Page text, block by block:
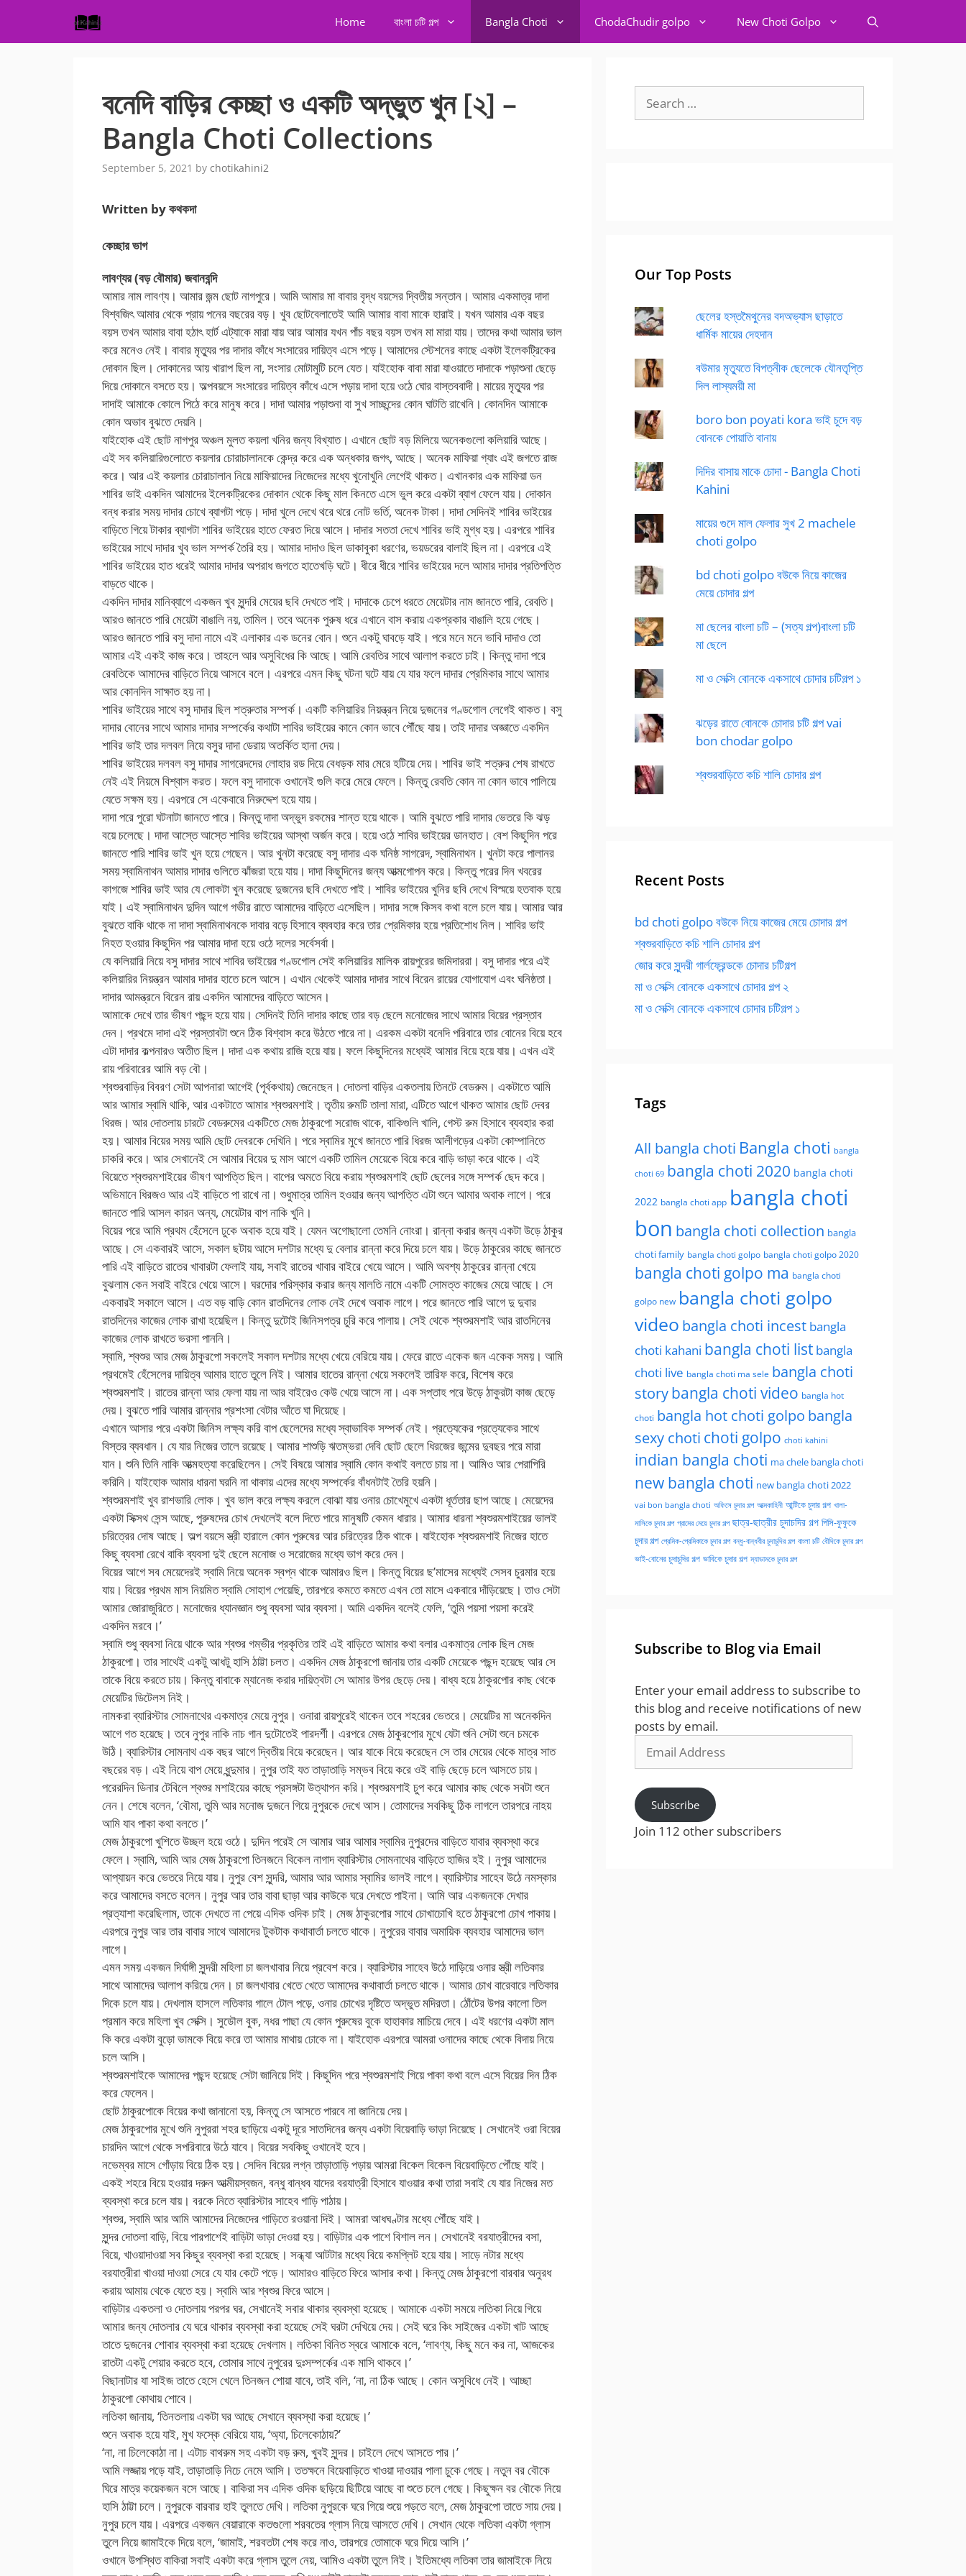
content
Home বাংলা চটি গল্প Bangla Choti ChodaChudir golpo New Choti Golpo
বনেদি বাড়ির কেচ্ছা ও একটি অদ্ভুত খুন [২] –
Bangla Choti Collections
September 5, 2021 by chotikahini2
Written by কথকদা
কেচ্ছার ভাগ
লাবণ্যর (বড় বৌমার) জবানবন্দি
আমার নাম লাবণ্য। আমার জন্ম ছোট নাগপুরে। আমি আমার মা বাবার বৃদ্ধ বয়সের দ্বিতীয় সন্তান। আমার একমাত্র দাদা
বিশ্বজিৎ আমার থেকে প্রায় পনের বছরের বড়। খুব ছোটবেলাতেই আমি আমার বাবা মাকে হারাই। যখন আমার এক বছর
বয়স তখন আমার বাবা হঠাৎ হার্ট এট্যাকে মারা যায় আর আমার যখন পাঁচ বছর বয়স তখন মা মারা যায়। তাদের কথা আমার ভাল
করে মনেও নেই। বাবার মৃত্যুর পর দাদার কাঁধে সংসারের দায়িত্ব এসে পড়ে। আমাদের স্টেশনের কাছে একটা ইলেকট্রিকের
দোকান ছিল। দোকানের আয় খারাপ ছিল না, সংসার মোটামুটি চলে যেত। যাইহোক বাবা মারা যাওয়াতে দাদাকে পড়াশুনা ছেড়ে
দিয়ে দোকানে বসতে হয়। অল্পবয়সে সংসারের দায়িত্ব কাঁধে এসে পড়ায় দাদা হয়ে ওঠে ঘোর বাস্তববাদী। মায়ের মৃত্যুর পর
দাদাই আমাকে কোলে পিঠে করে মানুষ করে। দাদা আমার পড়াশুনা বা সুখ সাচ্ছন্দের কোন ঘাটতি রাখেনি। কোনদিন আমাকে
কোন অভাব বুঝতে দেয়নি।
যাইহোক এই ছোট নাগপুর অঞ্চল মুলত কয়লা খনির জন্য বিখ্যাত। এখানে ছোট বড় মিলিয়ে অনেকগুলো কলিয়ারি আছে।
এই সব কলিয়ারিগুলোতে কয়লার চোরাচালানকে কেন্দ্র করে এক অন্ধকার জগৎ, আছে। অনেক মাফিয়া গ্যাং এই জগতে রাজ
করে। আর এই কয়লার চোরাচালান নিয়ে মাফিয়াদের নিজেদের মধ্যে খুনোখুনি লেগেই থাকত। এখানকার এক মাফিয়া ডন
শাবির ভাই একদিন আমাদের ইলেকট্রিকের দোকান থেকে কিছু মাল কিনতে এসে ভুল করে একটা ব্যাগ ফেলে যায়। দোকান
বন্ধ করার সময় দাদার চোখে ব্যাগটা পড়ে। দাদা খুলে দেখে থরে থরে নোট ভর্তি, অনেক টাকা। দাদা সেদিনই শাবির ভাইয়ের
বাড়িতে গিয়ে টাকার ব্যাগটা শাবির ভাইয়ের হাতে ফেরত দিয়ে আসে। দাদার সততা দেখে শাবির ভাই মুগ্ধ হয়। এরপরে শাবির
ভাইয়ের সাথে দাদার খুব ভাল সম্পর্ক তৈরি হয়। আমার দাদাও ছিল ডাকাবুকা ধরণের, ভয়ডরের বালাই ছিল না। এরপরে এই
শাবির ভাইয়ের হাত ধরেই আমার দাদার অপরাধ জগতে হাতেখড়ি ঘটে। ধীরে ধীরে শাবির ভাইয়ের দলে আমার দাদার প্রতিপত্তি
বাড়তে থাকে।
একদিন দাদার মানিব্যাগে একজন খুব সুন্দরি মেয়ের ছবি দেখতে পাই। দাদাকে চেপে ধরতে মেয়েটার নাম জানতে পারি, রেবতি।
আরও জানতে পারি মেয়েটা বাঙালি নয়, তামিল। তবে অনেক পুরুষ ধরে এখানে বাস করায় একপ্রকার বাঙালি হয়ে গেছে।
আরও জানতে পারি বসু দাদা নামে এই এলাকার এক ডনের বোন। শুনে একটু ঘাবড়ে যাই। পরে মনে মনে ভাবি দাদাও তো
আমার এই একই কাজ করে। তাহলে আর অসুবিধের কি আছে। আমি রেবতির সাথে আলাপ করতে চাই। কিন্তু দাদা পরে
রেবতিকে আমাদের বাড়িতে নিয়ে আসবে বলে। এরপরে এমন কিছু ঘটনা ঘটে যায় যে যার ফলে দাদার প্রেমিকার সাথে আমার
আর কোনদিন সাক্ষাত হয় না।
শাবির ভাইয়ের সাথে বসু দাদার ছিল শত্রুতার সম্পর্ক। একটি কলিয়ারির নিয়ন্ত্রন নিয়ে দুজনের গণ্ডগোল লেগেই থাকত। বসু
দাদার বোনের সাথে আমার দাদার সম্পর্কের কথাটা শাবির ভাইয়ের কানে কোন ভাবে পৌঁছে যায়। তাই দাদার অজ্ঞাতে একদিন
শাবির ভাই তার দলবল নিয়ে বসুর দাদা ডেরায় অতর্কিত হানা দেয়।
শাবির ভাইয়ের দলবল বসু দাদার সাগরেদদের লোহার রড দিয়ে বেধড়ক মার মেরে হটিয়ে দেয়। শাবির ভাই শত্রুর শেষ রাখতে
নেই এই নিয়মে বিশ্বাস করত। ফলে বসু দাদাকে ওখানেই গুলি করে মেরে ফেলে। কিন্তু রেবতি কোন না কোন ভাবে পালিয়ে
যেতে সক্ষম হয়। এরপরে সে একেবারে নিরুদ্দেশ হয়ে যায়।
দাদা পরে পুরো ঘটনাটা জানতে পারে। কিন্তু দাদা অদ্ভুদ রকমের শান্ত হয়ে থাকে। আমি বুঝতে পারি দাদার ভেতরে কি ঝড়
বয়ে চলেছে। দাদা আস্তে আস্তে শাবির ভাইয়ের আস্থা অর্জন করে। হয়ে ওঠে শাবির ভাইয়ের ডানহাত। বেশ কিছুদিন পরে
জানতে পারি শাবির ভাই খুন হয়ে গেছেন। আর খুনটা করেছে বসু দাদার এক ঘনিষ্ঠ সাগরেদ, স্বামিনাথন। খুনটা করে পালানর
সময় স্বামিনাথন আমার দাদার গুলিতে ঝাঁজরা হয়ে যায়। দাদা কিছুদিনের জন্য আত্মগোপন করে। কিন্তু পরের দিন খবরের
কাগজে শাবির ভাই আর যে লোকটা খুন করেছে দুজনের ছবি দেখতে পাই। শাবির ভাইয়ের খুনির ছবি দেখে বিস্ময়ে হতবাক হয়ে
যাই। এই স্বামিনাথন দুদিন আগে গভীর রাতে আমাদের বাড়িতে এসেছিল। দাদার সঙ্গে কিসব কথা বলে চলে যায়। আমার আর
বুঝতে বাকি থাকে না দাদা স্বামিনাথনকে দাবার বড়ে হিসাবে ব্যবহার করে তার প্রেমিকার হয়ে প্রতিশোধ নিল। শাবির ভাই
নিহত হওয়ার কিছুদিন পর আমার দাদা হয়ে ওঠে দলের সর্বেসর্বা।
যে কলিয়ারি নিয়ে বসু দাদার সাথে শাবির ভাইয়ের গণ্ডগোল সেই কলিয়ারির মালিক রায়পুরের জমিদাররা। বসু দাদার পরে এই
কলিয়ারির নিয়ন্ত্রন আমার দাদার হাতে চলে আসে। এখান থেকেই আমার দাদার সাথে বিরেন রায়ের যোগাযোগ এবং ঘনিষ্ঠতা।
দাদার আমন্ত্রনে বিরেন রায় একদিন আমাদের বাড়িতে আসেন।
আমাকে দেখে তার ভীষণ পছন্দ হয়ে যায়। সেদিনই তিনি দাদার কাছে তার বড় ছেলে মনোজের সাথে আমার বিয়ের প্রস্তাব
দেন। প্রথমে দাদা এই প্রস্তাবটা শুনে ঠিক বিশ্বাস করে উঠতে পারে না। এরকম একটা বনেদি পরিবারে তার বোনের বিয়ে হবে
এটা দাদার কল্পনারও অতীত ছিল। দাদা এক কথায় রাজি হয়ে যায়। ফলে কিছুদিনের মধ্যেই আমার বিয়ে হয়ে যায়। এখন এই
রায় পরিবারের আমি বড় বৌ।
শ্বশুরবাড়ির বিবরণ সেটা আপনারা আগেই (পূর্বকথায়) জেনেছেন। দোতলা বাড়ির একতলায় তিনটে বেডরুম। একটাতে আমি
আর আমার স্বামি থাকি, আর একটাতে আমার শ্বশুরমশাই। তৃতীয় রুমটি তালা মারা, এটিতে আগে থাকত আমার ছোট দেবর
ধিরজ। আর দোতলায় চারটে বেডরুমের একটিতে মেজ ঠাকুরপো সরোজ থাকে, বাকিগুলি খালি, গেস্ট রুম হিসাবে ব্যবহার করা
হয়। আমার বিয়ের সময় আমি ছোট দেবরকে দেখিনি। পরে স্বামির মুখে জানতে পারি ধিরজ আলীগড়ের একটা কোম্পানিতে
চাকরি করে। আর সেখানেই সে আমার বিয়ের দু মাস আগে একটি তামিল মেয়েকে বিয়ে করে বাড়ি ভাড়া করে থাকে। এই
বিয়েতে শ্বশুরমশাইয়ের ভীষণ আপত্তি ছিল। বাপের অমতে বিয়ে করায় শ্বশুরমশাই ছোট ছেলের সঙ্গে সম্পর্ক ছেদ করে।
অভিমানে ধিরজও আর এই বাড়িতে পা রাখে না। শুধুমাত্র তামিল হওয়ার জন্য আপত্তি এটা শুনে আমার অবাক লাগে। পরে
জানতে পারি আসল কারন অন্য, মেয়েটার বাপ নাকি খুনি।
বিয়ের পরে আমি প্রথম হেঁসেলে ঢুকে অবাক হয়ে যাই। যেমন অগোছালো তেমনি নোংরা। রান্না করার জন্য একটা উড়ে ঠাকুর
আছে। সে একবারই আসে, সকাল ছটায় আসে দশটার মধ্যে দু বেলার রান্না করে দিয়ে চলে যায়। উড়ে ঠাকুরের কাছে জানতে
পারি এই বাড়িতে রাতের খাবারটা ফেলাই যায়, সবাই রাতের খাবার বাইরে খেয়ে আসে। আমি অবশ্য ঠাকুরের রান্না খেয়ে
বুঝলাম কেন সবাই বাইরে খেয়ে আসে। ঘরদোর পরিস্কার করার জন্য মালতি নামে একটি সোমত্ত কাজের মেয়ে আছে। সে
একবারই সকালে আসে। এত বড় বাড়ি কোন রাতদিনের লোক নেই দেখে অবাক লাগে। পরে জানতে পারি আগে দু দুবার
রাতদিনের কাজের লোক রাখা হয়েছিল। কিন্তু দুটোই জিনিসপত্র চুরি করে পালায়। সেই থেকে শ্বশুরমশাই আর রাতদিনের
কাজের লোক রাখতে ভরসা পাননি।
স্বামি, শ্বশুর আর মেজ ঠাকুরপো সকলেই সকাল দশটার মধ্যে খেয়ে বেরিয়ে যায়। ফেরে রাতে একেক জন একেক সময়। আমি
প্রথমেই হেঁসেলের দায়িত্ব আমার হাতে তুলে নিই। আমার হাতের রান্না খেয়ে সকলেই তারিফ করে, বিশেষ করে
শ্বশুরমশাই। রাতের রান্না আর ফেলা যায় না আর বাইরেও কেউ খেয়ে আসে না। এক সপ্তাহ পরে উড়ে ঠাকুরটা কাজ ছেড়ে
দেয়। বুঝতে পারি আমার রান্নার প্রশংসা বেটার আঁতে ঘা দিয়েছে।
এখানে আসার পরে একটা জিনিস লক্ষ্য করি বাপ ছেলেদের মধ্যে স্বাভাবিক সম্পর্ক নেই। প্রত্যেকের প্রত্যেকের সাথে
বিস্তর ব্যবধান। যে যার নিজের তালে রয়েছে। আমার শাশুড়ি ঋতম্ভরা দেবি ছোট ছেলে ধিরজের জন্মের দুবছর পরে মারা
যান। শুনি তিনি নাকি আত্মহত্যা করেছিলেন। সেই বিষয়ে আমার স্বামি কোন কথাই বলতে চায় না। আমিও আর পেরাপিরি
করিনি। যাইহোক আমার ধারনা ঘরনি না থাকায় এদের মধ্যে সম্পর্কের বাঁধনটাই তৈরি হয়নি।
শ্বশুরমশাই খুব রাশভারি লোক। খুব ভাল করে লক্ষ্য করলে বোঝা যায় ওনার চোখেমুখে একটা ধূর্ততার ছাপ আছে। মেয়েদের
একটা সিক্সথ সেন্স আছে, পুরুষদের চোখ দেখলেই বলে দিতে পারে মানুষটি কেমন ধারার। আমার ধারনা শ্বশুরমশাইয়ের ভালই
চরিত্রের দোষ আছে। অল্প বয়সে স্ত্রী হারালে কোন পুরুষের আর চরিত্রের ঠিক থাকে। যাইহোক শ্বশুরমশাই নিজের হাতে
কিছু ব্যবসা রেখে বাকি ব্যবসা দুই ছেলে মনোজ ও সরোজের মধ্যে ভাগ করে দেন।
বিয়ের আগে সব মেয়েদেরই স্বামি নিয়ে অনেক স্বপ্ন থাকে আমারও ছিল। কিন্তু বিয়ের ছ’মাসের মধ্যেই সেসব চুরমার হয়ে
যায়। বিয়ের প্রথম মাস নিয়মিত স্বামি সোহাগ পেয়েছি, তারপরে কমতে কমতে এখন তো মাসে একবারে দাঁড়িয়েছে। তাও সেটা
আমার জোরাজুরিতে। মনোজের ধ্যানজ্ঞান শুধু ব্যবসা আর ব্যবসা। আমি একদিন বলেই ফেলি, ‘তুমি পয়সা পয়সা করেই
একদিন মরবে।’
স্বামি শুধু ব্যবসা নিয়ে থাকে আর শ্বশুর গম্ভীর প্রকৃতির তাই এই বাড়িতে আমার কথা বলার একমাত্র লোক ছিল মেজ
ঠাকুরপো। তার সাথেই একটু আধটু হাসি ঠাট্টা চলত। একদিন মেজ ঠাকুরপো জানায় তার একটি মেয়েকে পছন্দ হয়েছে আর সে
তাকে বিয়ে করতে চায়। কিন্তু বাবাকে ম্যানেজ করার দায়িত্বটা সে আমার উপর ছেড়ে দেয়। বাধ্য হয়ে ঠাকুরপোর কাছ থেকে
মেয়েটির ডিটেলস নিই।
নামকরা ব্যারিস্টার সোমনাথের একমাত্র মেয়ে নুপুর। ওনারা রায়পুরেই থাকেন তবে শহরের ভেতরে। মেয়েটির মা অনেকদিন
আগে গত হয়েছে। তবে নুপুর নাকি নাচ গান দুটোতেই পারদর্শী। এরপরে মেজ ঠাকুরপোর মুখে যেটা শুনি সেটা শুনে চমকে
উঠি। ব্যারিস্টার সোমনাথ এক বছর আগে দ্বিতীয় বিয়ে করেছেন। আর যাকে বিয়ে করেছেন সে তার মেয়ের থেকে মাত্র সাত
বছরের বড়। এই নিয়ে বাপ মেয়ে ধুন্দুমার। নুপুর তাই যত তাড়াতাড়ি সম্ভব বিয়ে করে ওই বাড়ি ছেড়ে চলে আসতে চায়।
পরেরদিন ডিনার টেবিলে শ্বশুর মশাইয়ের কাছে প্রসঙ্গটা উত্থাপন করি। শ্বশুরমশাই চুপ করে আমার কাছ থেকে সবটা শুনে
নেন। শেষে বলেন, ‘বৌমা, তুমি আর মনোজ দুজনে গিয়ে নুপুরকে দেখে আস। তোমাদের সবকিছু ঠিক লাগলে তারপরে নাহয়
আমি যাব পাকা কথা বলতে।’
মেজ ঠাকুরপো খুশিতে উচ্ছল হয়ে ওঠে। দুদিন পরেই সে আমার আর আমার স্বামির নুপুরদের বাড়িতে যাবার ব্যবস্থা করে
ফেলে। স্বামি, আমি আর মেজ ঠাকুরপো তিনজনে বিকেল নাগাদ ব্যারিস্টার সোমনাথের বাড়িতে হাজির হই। নুপুর আমাদের
আপ্যায়ন করে ভেতরে নিয়ে যায়। নুপুর বেশ সুন্দরি, আমার আর আমার স্বামির ভালই লাগে। ব্যারিস্টার সাহেব উঠে নমস্কার
করে আমাদের বসতে বলেন। নুপুর আর তার বাবা ছাড়া আর কাউকে ঘরে দেখতে পাইনা। আমি আর একজনকে দেখার
প্রত্যাশা করেছিলাম, তাকে দেখতে না পেয়ে এদিক ওদিক চাই। মেজ ঠাকুরপোর সাথে চোখাচোখি হতে ঠাকুরপো চোখ পাকায়।
এরপরে নুপুর আর তার বাবার সাথে আমাদের টুকটাক কথাবার্তা চলতে থাকে। নুপুরের বাবার অমায়িক ব্যবহার আমাদের ভাল
লাগে।
এমন সময় একজন দির্ঘাঙ্গী সুন্দরী মহিলা চা জলখাবার নিয়ে প্রবেশ করে। ব্যারিস্টার সাহেব উঠে দাড়িয়ে ওনার স্ত্রী লতিকার
সাথে আমাদের আলাপ করিয়ে দেন। চা জলখাবার খেতে খেতে আমাদের কথাবার্তা চলতে থাকে। আমার চোখ বারেবারে লতিকার
দিকে চলে যায়। দেখলাম হাসলে লতিকার গালে টোল পড়ে, ওনার চোখের দৃষ্টিতে অদ্ভুত মদিরতা। ঠোঁটের উপর কালো তিল
প্রমান করে মহিলা খুব সেক্সি। সুডৌল বুক, নধর পাছা যে কোন পুরুষের বুকে হাহাকার মাচিয়ে দেবে। এই ধরণের একটা মাল
কি করে একটা বুড়ো ভামকে বিয়ে করে তা আমার মাথায় ঢোকে না। যাইহোক এরপরে আমরা ওনাদের কাছে থেকে বিদায় নিয়ে
চলে আসি।
শ্বশুরমশাইকে আমাদের পছন্দ হয়েছে সেটা জানিয়ে দিই। কিছুদিন পরে শ্বশুরমশাই গিয়ে পাকা কথা বলে এসে বিয়ের দিন ঠিক
করে ফেলেন।
ছোট ঠাকুরপোকে বিয়ের কথা জানানো হয়, কিন্তু সে আসতে পারবে না জানিয়ে দেয়।
মেজ ঠাকুরপোর মুখে শুনি নুপুররা শহর ছাড়িয়ে একটু দূরে সাতদিনের জন্য একটা বিয়েবাড়ি ভাড়া নিয়েছে। সেখানেই ওরা বিয়ের
চারদিন আগে থেকে সপরিবারে উঠে যাবে। বিয়ের সবকিছু ওখানেই হবে।
নভেম্বর মাসে গোঁড়ায় বিয়ে ঠিক হয়। সেদিন বিয়ের লগ্ন তাড়াতাড়ি পড়ায় আমরা বিকেল বিকেল বিয়েবাড়িতে পৌঁছে যাই।
একই শহরে বিয়ে হওয়ার দরুন আত্মীয়স্বজন, বন্ধু বান্ধব যাদের বরযাত্রী হিসাবে যাওয়ার কথা তারা সবাই যে যার নিজের মত
ব্যবস্থা করে চলে যায়। বরকে নিতে ব্যারিস্টার সাহেব গাড়ি পাঠায়।
শ্বশুর, স্বামি আর আমি আমাদের নিজেদের গাড়িতে রওয়ানা দিই। আমরা আধঘণ্টার মধ্যে পৌঁছে যাই।
সুন্দর দোতলা বাড়ি, বিয়ে পারপাশেই বাড়িটা ভাড়া দেওয়া হয়। বাড়িটার এক পাশে বিশাল লন। সেখানেই বরযাত্রীদের বসা,
বিয়ে, খাওয়াদাওয়া সব কিছুর ব্যবস্থা করা হয়েছে। সন্ধ্যা আটটার মধ্যে বিয়ে কমপ্লিট হয়ে যায়। সাড়ে নটার মধ্যে
বরযাত্রীরা খাওয়া দাওয়া সেরে যে যার কেটে পড়ে। আমারও বাড়িতে ফিরে আসার কথা। কিন্তু মেজ ঠাকুরপো বারবার অনুরধ
করায় আমায় থেকে যেতে হয়। স্বামি আর শ্বশুর ফিরে আসে।
বাড়িটার একতলা ও দোতলায় পরপর ঘর, সেখানেই সবার থাকার ব্যবস্থা হয়েছে। আমাকে একটা সময়ে লতিকা নিয়ে গিয়ে
আমার জন্য দোতলার যে ঘরে থাকার ব্যবস্থা করা হয়েছে সেই ঘরটা দেখিয়ে দেয়। সেই ঘরে কিং সাইজের একটা খাট আছে
তাতে দুজনের শোবার ব্যবস্থা করা হয়েছে দেখলাম। লতিকা বিনিত স্বরে আমাকে বলে, ‘লাবণ্য, কিছু মনে কর না, আজকের
রাতটা একটু শেয়ার করতে হবে, তোমার সাথে নুপুরের দুঃসম্পর্কের এক মাসি থাকবে।’
বিছানাটার যা সাইজ তাতে হেসে খেলে তিনজন শোয়া যাবে, তাই বলি, ‘না, না ঠিক আছে। কোন অসুবিধে নেই। আচ্ছা
ঠাকুরপো কোথায় শোবে।
লতিকা জানায়, ‘তিনতলায় একটা ঘর আছে সেখানে ব্যবস্থা করা হয়েছে।’
শুনে অবাক হয়ে যাই, মুখ ফস্কে বেরিয়ে যায়, ‘অ্যা, চিলেকোঠায়?’
‘না, না চিলেকোঠা না। এটাচ বাথরুম সহ একটা বড় রুম, খুবই সুন্দর। চাইলে দেখে আসতে পার।’
আমি লজ্জায় পড়ে যাই, তাড়াতাড়ি নিচে নেমে আসি। ততক্ষনে বিয়েবাড়িতে খাওয়া দাওয়ার পালা চুকে গেছে। নতুন বর বৌকে
ঘিরে মাত্র কয়েকজন বসে আছে। বাকিরা সব এদিক ওদিক ছড়িয়ে ছিটিয়ে আছে বা শুতে চলে গেছে। কিছুক্ষন বর বৌকে নিয়ে
হাসি ঠাট্টা চলে। নুপুরকে বারবার হাই তুলতে দেখি। লতিকা নুপুরকে ঘরে গিয়ে শুয়ে পড়তে বলে, মেজ ঠাকুরপো তাতে সায় দেয়।
নুপুর চলে যায়। এরপরে একজন বেয়ারাকে কতগুলো শরবতের গ্লাস নিয়ে আসতে দেখি। সেখান থেকে লতিকা একটা গ্লাস
তুলে নিয়ে জামাইকে দিয়ে বলে, ‘জামাই, শরবতটা শেষ করে নাও, তারপরে তোমাকে ঘরে দিয়ে আসি।’
ওখানে উপস্থিত বাকিরা সবাই একটা করে গ্লাস তুলে নেয়, আমিও একটা তুলে নিই। ইতিমধ্যে লতিকা তার জামাইকে নিয়ে
for:
Our Top Posts
ছেলের হস্তমৈথুনের বদঅভ্যাস ছাড়াতে
ধার্মিক মায়ের দেহদান
বউমার মৃত্যুতে বিপত্নীক ছেলেকে যৌনতৃপ্তি
দিল লাস্যময়ী মা
boro bon poyati kora ভাই চুদে বড়
বোনকে পোয়াতি বানায়
দিদির বাসায় মাকে চোদা - Bangla Choti
Kahini
মায়ের গুদে মাল ফেলার সুখ 2 machele
choti golpo
bd choti golpo বউকে নিয়ে কাজের
মেয়ে চোদার গল্প
মা ছেলের বাংলা চটি – (সত্য গল্প)বাংলা চটি
মা ছেলে
মা ও সেক্সি বোনকে একসাথে চোদার চটিগল্প ১
ঝড়ের রাতে বোনকে চোদার চটি গল্প vai
bon chodar golpo
শ্বশুরবাড়িতে কচি শালি চোদার গল্প
Recent Posts
bd choti golpo বউকে নিয়ে কাজের মেয়ে চোদার গল্প
শ্বশুরবাড়িতে কচি শালি চোদার গল্প
জোর করে সুন্দরী গার্লফ্রেন্ডকে চোদার চটিগল্প
মা ও সেক্সি বোনকে একসাথে চোদার গল্প ২
মা ও সেক্সি বোনকে একসাথে চোদার চটিগল্প ১
Tags
All bangla choti Bangla choti bangla
choti 69 bangla choti 2020 bangla choti
2022 bangla choti app bangla choti
bon bangla choti collection bangla
choti family bangla choti golpo bangla choti golpo 2020
bangla choti golpo ma bangla choti
golpo new bangla choti golpo
video bangla choti incest bangla
choti kahani bangla choti list bangla
choti live bangla choti ma sele bangla choti
storybangla choti video bangla hot
choti bangla hot choti golpo bangla
sexy choti choti golpo choti kahini
indian bangla choti ma chele bangla choti
new bangla choti new bangla choti 2022
vai bon bangla choti অফিসে চুদার গল্প আত্মকাহিনী আন্টিকে চুদার গল্প খালা-
মাসিকে চুদার গল্প গ্রামের মেয়ে চুদার গল্প ছাত্র-ছাত্রীর চুদাচদির গল্প পিসি-ফুফুকে
চুদার গল্প প্রেমিক-প্রেমিকাকে চুদার গল্প বন্ধু-বান্ধবীর চুদাচুদির গল্প বাংলা চটি বৌদিকে চুদার গল্প
ভাই-বোনের চুদাচুদির গল্প ভাবিকে চুদার গল্প ম্যাডামকে চুদার গল্প
Subscribe to Blog via Email
Enter your email address to subscribe to
this blog and receive notifications of new
posts by email.
Address
Subscribe
Join 112 other subscribers